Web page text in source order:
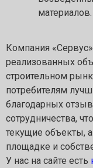
материалов.
Компания
реализованных
строительном
потребителям
благодарных
сотрудничества,
текущие объекты,
площадке и
У нас на сайте есть